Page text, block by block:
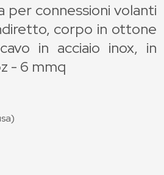
per connessioni volanti
corpo in ottone
in acciaio inox, in
- 6 mmq